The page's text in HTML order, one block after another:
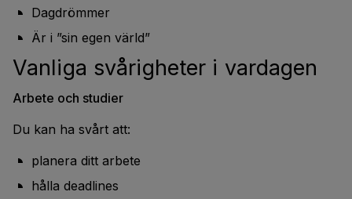
Dagdrömmer
Är i ”sin egen värld”
Vanliga svårigheter i vardagen
Arbete och studier
Du kan ha svårt att:
planera ditt arbete
hålla deadlines